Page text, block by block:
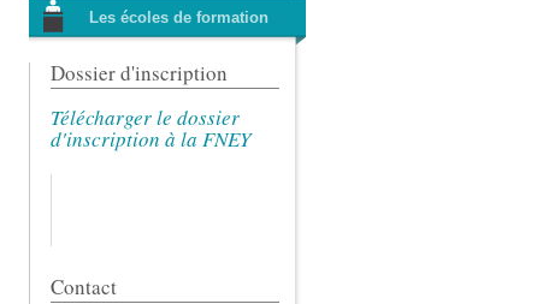
Les écoles de formation
Dossier d'inscription
Télécharger le dossier
d'inscription à la FNEY
Contact